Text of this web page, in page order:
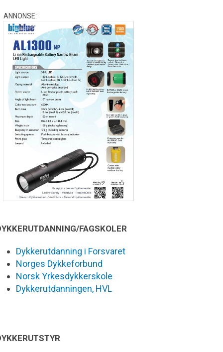
ANNONSE:
FAGSKOLER
Dykkerutdanning i Forsvaret
Norges Dykkeforbund
Norsk Yrkesdykkerskole
Dykkerutdanningen, HVL